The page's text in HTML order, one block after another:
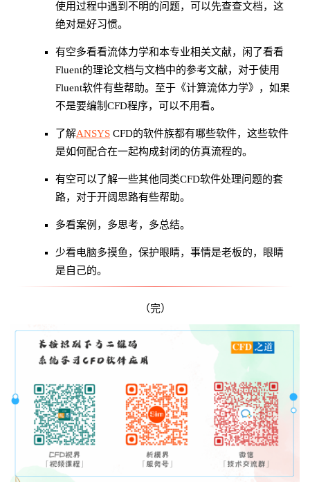
使用过程中遇到不明的问题，可以先查查文档，这
绝对是好习惯。
有空多看看流体力学和本专业相关文献，闲了看看
Fluent的理论文档与文档中的参考文献，对于使用
Fluent软件有些帮助。至于《计算流体力学》，如果
不是要编制CFD程序，可以不用看。
了解ANSYS CFD的软件族都有哪些软件，这些软件
是如何配合在一起构成封闭的仿真流程的。
有空可以了解一些其他同类CFD软件处理问题的套
路，对于开阔思路有些帮助。
多看案例，多思考，多总结。
少看电脑多摸鱼， 保护眼睛， 事情是老板的，眼睛
是自己的。
（完）